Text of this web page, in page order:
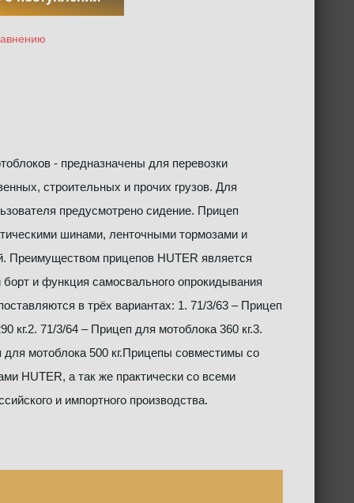
- предназначены для перевозки
строительных и прочих грузов. Для
предусмотрено сидение. Прицеп
шинами, ленточными тормозами и
Преимуществом прицепов HUTER является
борт и функция самосвального опрокидывания
в трёх вариантах: 1. 71/3/63 – Прицеп
кг.2. 71/3/64 – Прицеп для мотоблока 360 кг.3.
для мотоблока 500 кг.Прицепы совместимы со
HUTER, а так же практически со всеми
и импортного производства.